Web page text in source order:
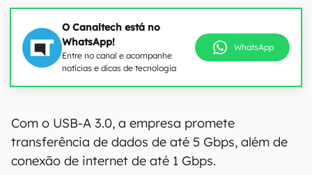
O Canaltech está no
WhatsApp!
Entre no canal e acompanhe
notícias e dicas de tecnologia
WhatsApp